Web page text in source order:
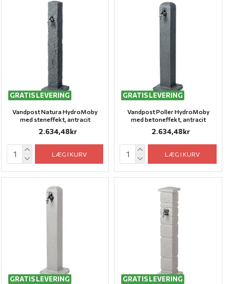
GRATIS LEVERING
Vandpost Natura HydroMoby
med steneffekt, antracit
2.634,48kr
LÆG I KURV
GRATIS LEVERING
Vandpost Poller HydroMoby
med betoneffekt, antracit
2.634,48kr
LÆG I KURV
GRATIS LEVERING GRATIS LEVERING